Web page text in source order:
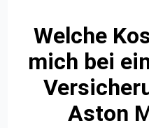
Welche
mich bei
Aston